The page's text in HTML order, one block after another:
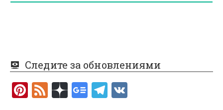
Следите за обновлениями
Pi F